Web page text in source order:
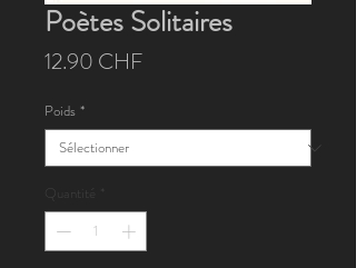
Poètes Solitaires
12.90 CHFPrix
Poids *